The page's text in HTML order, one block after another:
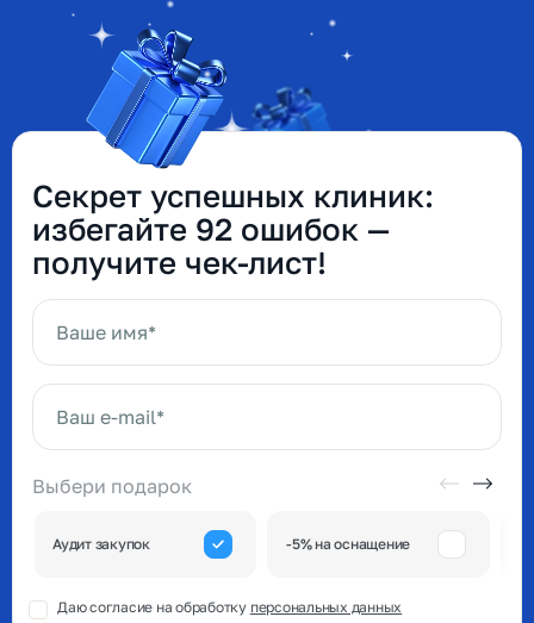
Секрет успешных клиник:
избегайте 92 ошибок —
получите чек-лист!
Выбери подарок
Аудит закупок -5% на оснащение
Даю согласие на обработку персональных данных